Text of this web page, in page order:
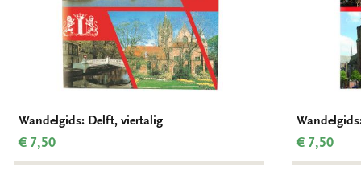
Wandelgids: Delft, viertalig
€ 7,50 € 7,50